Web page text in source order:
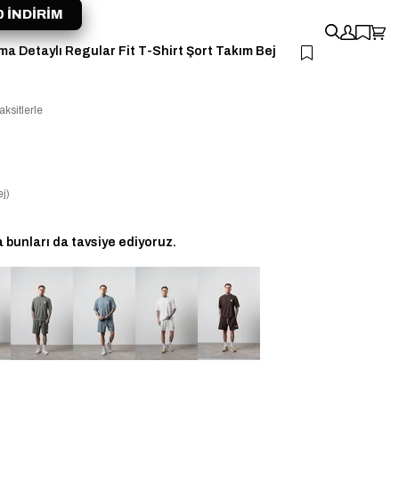
Detaylı Regular Fit T-Shirt Şort Takım Bej
İNDİRİM
bunları da tavsiye ediyoruz.